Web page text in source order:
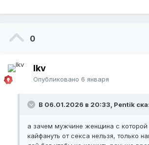
0
lkv
Опубликовано 6 января
В 06.01.2026 в 20:33, Pentik
а зачем мужчине женщина с
кайфануть от секса нельзя, только